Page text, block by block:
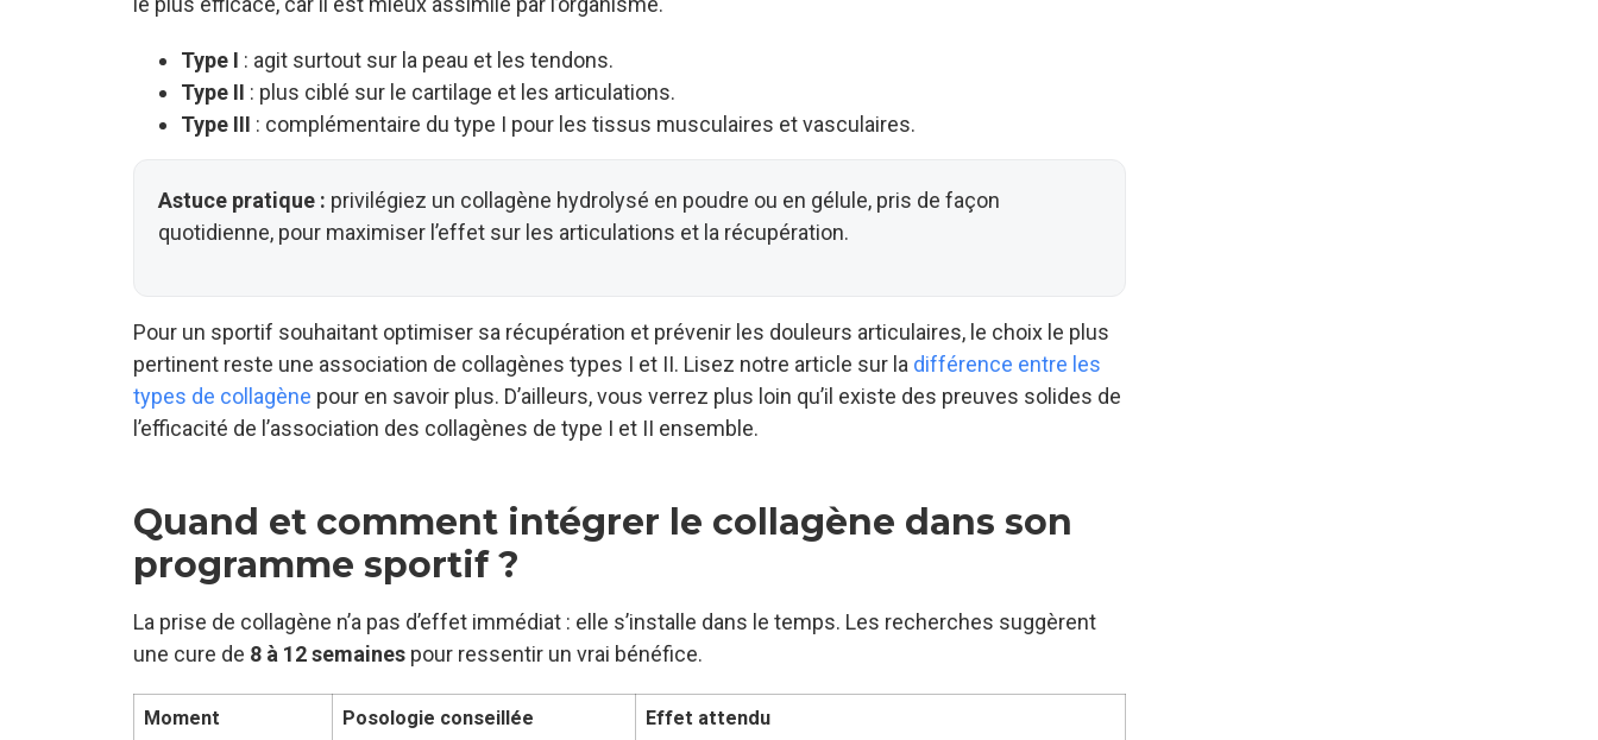
Type I : agit surtout sur la peau et les tendons.
Type II : plus ciblé sur le cartilage et les articulations.
Type III : complémentaire du type I pour les tissus musculaires et vasculaires.
Astuce pratique : privilégiez un collagène hydrolysé en poudre ou en gélule, pris de façon
quotidienne, pour maximiser l’effet sur les articulations et la récupération.
Pour un sportif souhaitant optimiser sa récupération et prévenir les douleurs articulaires, le choix le plus
pertinent reste une association de collagènes types I et II. Lisez notre article sur la différence entre les
types de collagène pour en savoir plus. D’ailleurs, vous verrez plus loin qu’il existe des preuves solides de
l’efficacité de l’association des collagènes de type I et II ensemble.
Quand et comment intégrer le collagène dans son
programme sportif ?
La prise de collagène n’a pas d’effet immédiat : elle s’installe dans le temps. Les recherches suggèrent
une cure de 8 à 12 semaines pour ressentir un vrai bénéfice.
Moment Posologie conseillée Effet attendu